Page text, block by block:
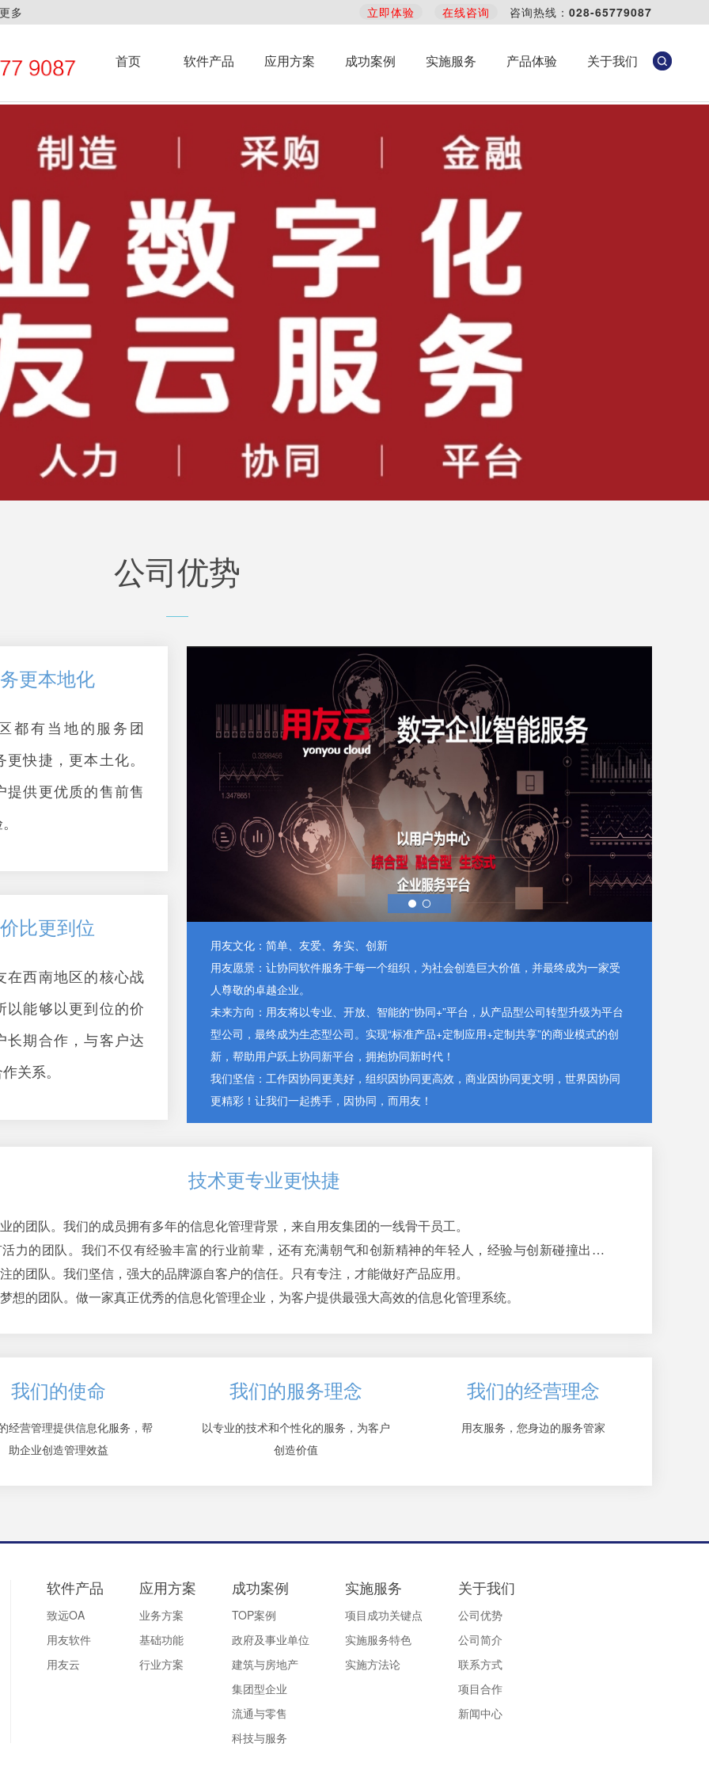
更多 立即体验 在线咨询 咨询热线： 028-65779087
首页 软件产品 应用方案 成功案例 实施服务 产品体验 关于我们
公司优势
——
更本地化
都有当地的服务团
更快捷，更本土化。
提供更优质的售前售
比更到位
在西南地区的核心战
以能够以更到位的价
长期合作，与客户达
关系。
用友文化：简单、友爱、务实、创新
用友愿景：让协同软件服务于每一个组织，为社会创造巨大价值，并最终成为一家受
人尊敬的卓越企业。
未来方向：用友将以专业、开放、智能的“协同+”平台，从产品型公司转型升级为平台
型公司，最终成为生态型公司。实现“标准产品+定制应用+定制共享”的商业模式的创
新，帮助用户跃上协同新平台，拥抱协同新时代！
我们坚信：工作因协同更美好，组织因协同更高效，商业因协同更文明，世界因协同
更精彩！让我们一起携手，因协同，而用友！
技术更专业更快捷
的团队。我们的成员拥有多年的信息化管理背景，来自用友集团的一线骨干员工。
力的团队。我们不仅有经验丰富的行业前辈，还有充满朝气和创新精神的年轻人，经验与创新碰撞出活
的团队。我们坚信，强大的品牌源自客户的信任。只有专注，才能做好产品应用。
想的团队。做一家真正优秀的信息化管理企业，为客户提供最强大高效的信息化管理系统。
我们的使命
经营管理提供信息化服务，帮
助企业创造管理效益
我们的服务理念
以专业的技术和个性化的服务，为客户
创造价值
我们的经营理念
用友服务，您身边的服务管家
软件产品
致远OA
用友软件
用友云
应用方案
业务方案
基础功能
行业方案
成功案例
TOP案例
政府及事业单位
建筑与房地产
集团型企业
流通与零售
科技与服务
实施服务
项目成功关键点
实施服务特色
实施方法论
关于我们
公司优势
公司简介
联系方式
项目合作
新闻中心